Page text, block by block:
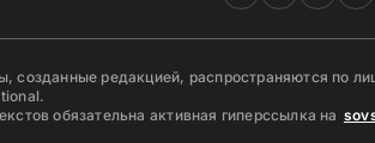
созданные редакцией, распространяются по
обязательна активная гиперссылка на